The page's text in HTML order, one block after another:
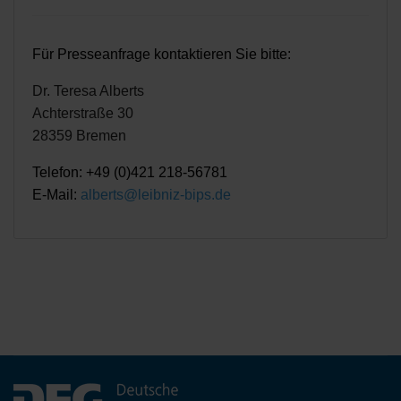
Für Presseanfrage kontaktieren Sie bitte:
Dr. Teresa Alberts
Achterstraße 30
28359 Bremen
Telefon: +49 (0)421 218-56781
E-Mail: alberts@leibniz-bips.de